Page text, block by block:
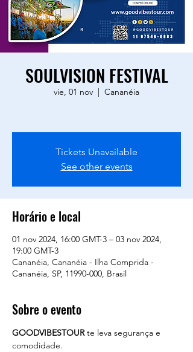
SOULVISION FESTIVAL
vie, 01 nov
  |
Cananéia
Tickets Unavailable
See other events
Horário e local
01 nov 2024, 16:00 GMT-3 – 03 nov 2024,
19:00 GMT-3
Cananéia, Cananéia - Ilha Comprida -
Cananéia, SP, 11990-000, Brasil
Sobre o evento
GOODVIBESTOUR te leva segurança e
comodidade.